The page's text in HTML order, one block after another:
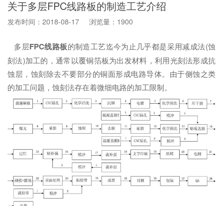
关于多层FPC线路板的制造工艺介绍
发布时间：2018-08-17 浏览量：1900
多层FPC线路板的制造工艺迄今为止几乎都是采用减成法(蚀
刻法)加工的，通常以覆铜箔板为出发材料，利用光刻法形成抗
蚀层，蚀刻除去不要部分的铜面形成电路导体。由于侧蚀之类
的加工问题，蚀刻法存在着微细电路的加工限制。